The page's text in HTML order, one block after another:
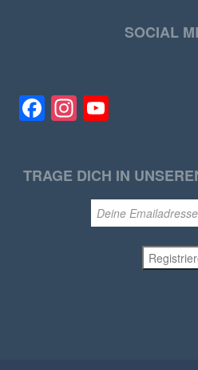
SOCIAL
Facebook
Instagram
TRAGE DICH IN